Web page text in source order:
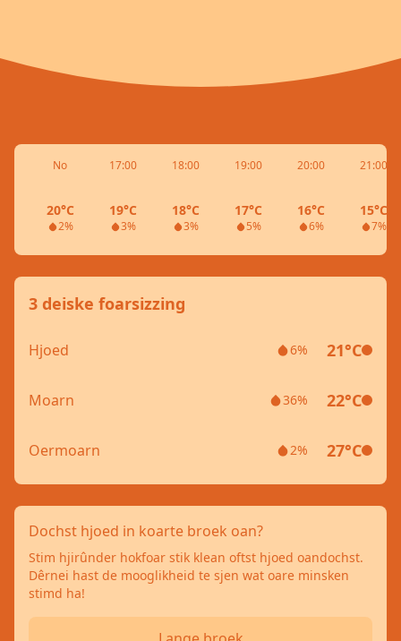
No
20°C
2%
17:00
19°C
3%
18:00
18°C
3%
19:00
17°C
5%
20:00
16°C
6%
21:00
15°C
7%
3 deiske foarsizzing
Hjoed 6% 21°C
Moarn 36% 22°C
Oermoarn 2% 27°C
Dochst hjoed in koarte broek oan?
Stim hjirûnder hokfoar stik klean oftst hjoed oandochst.
Dêrnei hast de mooglikheid te sjen wat oare minsken
stimd ha!